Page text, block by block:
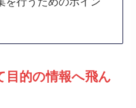
目的の情報へ飛ん